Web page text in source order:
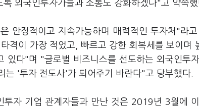
외국인투자가들과 소통도 강화하겠다"고 약속했
안정적이고 지속가능하며 매력적인 투자처"라
격이 가장 적었고, 빠르고 강한 회복세를 보이며
있다"며 "글로벌 비즈니스를 선도하는 외국인투
는 '투자 전도사'가 되어주기 바란다"고 당부했다.
투자 기업 관계자들과 만난 것은 2019년 3월에